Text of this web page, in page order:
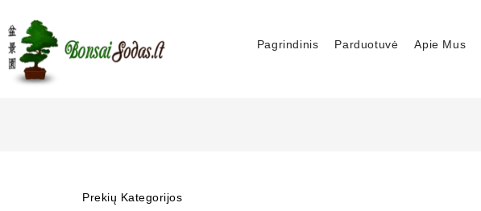
Pagrindinis Parduotuvė Apie Mus
Prekių Kategorijos